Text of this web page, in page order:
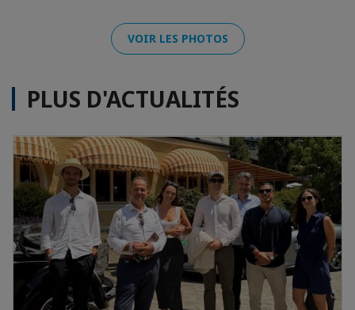
VOIR LES PHOTOS
PLUS D'ACTUALITÉS